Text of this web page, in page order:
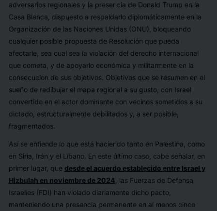
adversarios regionales y la presencia de Donald Trump en la
Casa Blanca, dispuesto a respaldarlo diplomáticamente en la
Organización de las Naciones Unidas (ONU), bloqueando
cualquier posible propuesta de Resolución que pueda
afectarle, sea cual sea la violación del derecho internacional
que cometa, y de apoyarlo económica y militarmente en la
consecución de sus objetivos. Objetivos que se resumen en el
sueño de redibujar el mapa regional a su gusto, con Israel
convertido en el actor dominante con vecinos sometidos a su
dictado, estructuralmente debilitados y, a ser posible,
fragmentados.
Así se entiende lo que está haciendo tanto en Palestina, como
en Siria, Irán y el Líbano. En este último caso, cabe señalar, en
primer lugar, que desde el acuerdo establecido entre Israel y
Hizbulah en noviembre de 2024 , las Fuerzas de Defensa
Israelíes (FDI) han violado diariamente dicho pacto,
manteniendo una presencia permanente en al menos cinco